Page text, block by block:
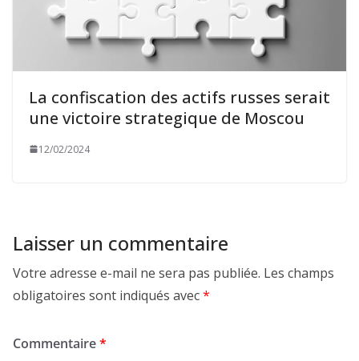
La confiscation des actifs russes serait
une victoire strategique de Moscou
12/02/2024
Laisser un commentaire
Votre adresse e-mail ne sera pas publiée. Les champs
obligatoires sont indiqués avec*
Commentaire*